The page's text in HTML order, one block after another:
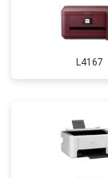
L4167